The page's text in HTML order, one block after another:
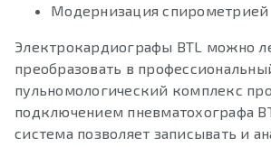
Модернизация спирометрией
Электрокардиографы BTL можно
преобразовать в
пульномологический комплекс
подключением пневматохографа
система позволяет записывать и